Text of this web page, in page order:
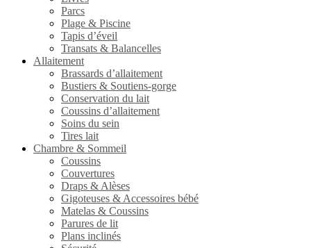
Parcs
Plage & Piscine
Tapis d’éveil
Transats & Balancelles
Allaitement
Brassards d’allaitement
Bustiers & Soutiens-gorge
Conservation du lait
Coussins d’allaitement
Soins du sein
Tires lait
Chambre & Sommeil
Coussins
Couvertures
Draps & Alèses
Gigoteuses & Accessoires bébé
Matelas & Coussins
Parures de lit
Plans inclinés